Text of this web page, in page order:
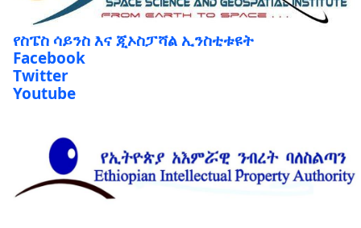
የስፔስ ሳይንስ እና ጂኦስፓሻል ኢንስቲቱዩት
Facebook
Twitter
Youtube